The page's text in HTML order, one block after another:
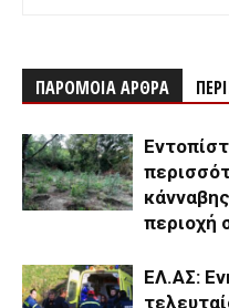
ΠΑΡΟΜΟΙΑ ΑΡΘΡΑ
περιοχή
ΕΛ.ΑΣ: